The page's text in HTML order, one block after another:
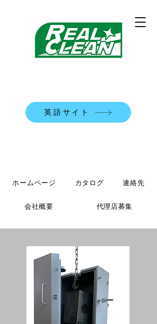
ホームページ カタログ 連絡先
会社概要 代理店募集
英語サイト